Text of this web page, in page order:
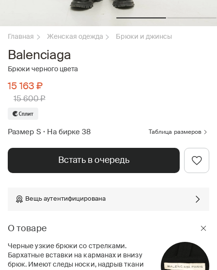
Главная Женская одежда Брюки и джинсы
Balenciaga
Брюки черного цвета
15 163 ₽
15 600 ₽
Размер S • На бирке 38 Таблица размеров
Встать в очередь
Вещь аутентифицирована
О товаре
Черные узкие брюки со стрелками.
Бархатные вставки на карманах и внизу
брюк. Имеют следы носки, надрыв ткани